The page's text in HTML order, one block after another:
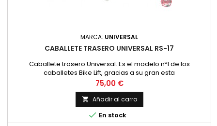
MARCA: UNIVERSAL
CABALLETE TRASERO UNIVERSAL RS-17
Caballete trasero Universal. Es el modelo nº1 de los
caballetes Bike Lift, gracias a su gran esta
Precio
75,00 €
 Añadir al carro
 En stock